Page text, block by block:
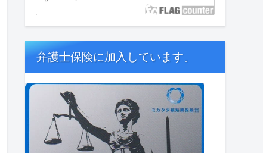
弁護士保険に加入しています。